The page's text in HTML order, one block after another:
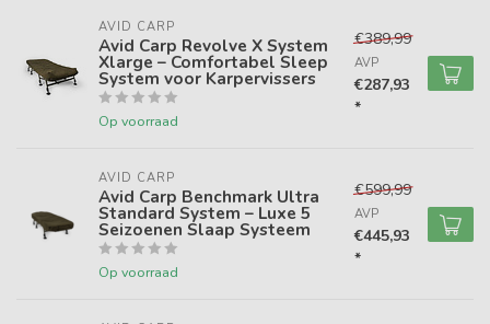
AVID CARP
Avid Carp Revolve X System
Xlarge – Comfortabel Sleep
System voor Karpervissers
Op voorraad
€389,99
AVP
€287,93
*
AVID CARP
Avid Carp Benchmark Ultra
Standard System – Luxe 5
Seizoenen Slaap Systeem
Op voorraad
€599,99
AVP
€445,93
*